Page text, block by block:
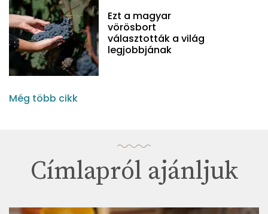
Ezt a magyar
vörösbort
választották a világ
legjobbjának
Még több cikk
Címlapról ajánljuk